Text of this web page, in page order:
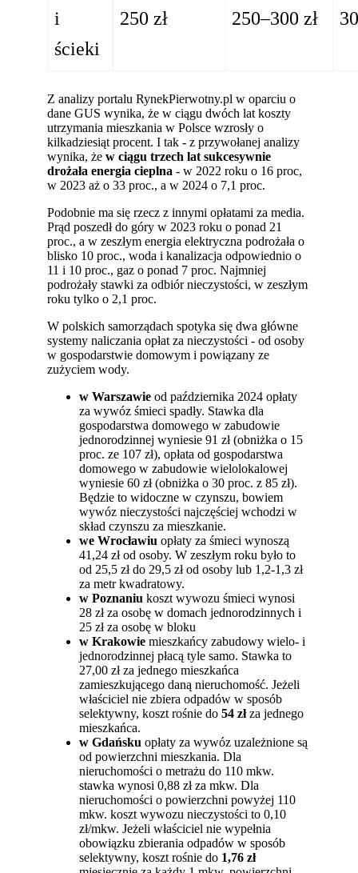
i
ścieki
250 zł 250–300 zł
Z analizy portalu RynekPierwotny.pl w oparciu o
dane GUS wynika, że w ciągu dwóch lat koszty
utrzymania mieszkania w Polsce wzrosły o
kilkadziesiąt procent. I tak - z przywołanej analizy
wynika, żew ciągu trzech lat sukcesywnie
drożała energia cieplna - w 2022 roku o 16 proc,
w 2023 aż o 33 proc., a w 2024 o 7,1 proc.
Podobnie ma się rzecz z innymi opłatami za media.
Prąd poszedł do góry w 2023 roku o ponad 21
proc., a w zeszłym energia elektryczna podrożała o
blisko 10 proc., woda i kanalizacja odpowiednio o
11 i 10 proc., gaz o ponad 7 proc. Najmniej
podrożały stawki za odbiór nieczystości, w zeszłym
roku tylko o 2,1 proc.
W polskich samorządach spotyka się dwa główne
systemy naliczania opłat za nieczystości - od osoby
w gospodarstwie domowym i powiązany ze
zużyciem wody.
w Warszawieod października 2024 opłaty
za wywóz śmieci spadły. Stawka dla
gospodarstwa domowego w zabudowie
jednorodzinnej wyniesie 91 zł (obniżka o 15
proc. ze 107 zł), opłata od gospodarstwa
domowego w zabudowie wielolokalowej
wyniesie 60 zł (obniżka o 30 proc. z 85 zł).
Będzie to widoczne w czynszu, bowiem
wywóz nieczystości najczęściej wchodzi w
skład czynszu za mieszkanie.
we Wrocławiu opłaty za śmieci wynoszą
41,24 zł od osoby. W zeszłym roku było to
od 25,5 zł do 29,5 zł od osoby lub 1,2-1,3 zł
za metr kwadratowy.
w Poznaniu koszt wywozu śmieci wynosi
28 zł za osobę w domach jednorodzinnych i
25 zł za osobę w bloku
w Krakowiemieszkańcy zabudowy wielo- i
jednorodzinnej płacą tyle samo. Stawka to
27,00 zł za jednego mieszkańca
zamieszkującego daną nieruchomość. Jeżeli
właściciel nie zbiera odpadów w sposób
selektywny, koszt rośnie do54 złza jednego
mieszkańca.
w Gdańskuopłaty za wywóz uzależnione są
od powierzchni mieszkania. Dla
nieruchomości o metrażu do 110 mkw.
stawka wynosi 0,88 zł za mkw. Dla
nieruchomości o powierzchni powyżej 110
mkw. koszt wywozu nieczystości to 0,10
zł/mkw. Jeżeli właściciel nie wypełnia
obowiązku zbierania odpadów w sposób
selektywny, koszt rośnie do 1,76 zł